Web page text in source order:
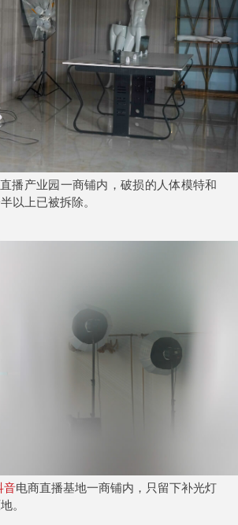
播产业园一商铺内，破损的人体模特和
以上已被拆除。
音电商直播基地一商铺内，只留下补光灯
。